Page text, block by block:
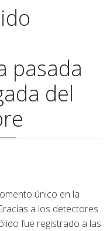
pasada
del
único en la
a los detectores
fue registrado a las